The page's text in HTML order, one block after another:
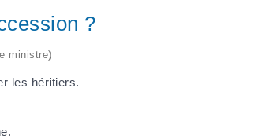
?
ministre)
les héritiers.